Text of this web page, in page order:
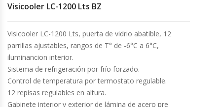
Encimeras Eléctricas
Congeladoras Tapa De Vidrio
Congeladoras Tapa Dura
Congeladores Verticales
Visicooler LC-1200 Lts BZ
Visicooler LC-1200 Lts, puerta de vidrio abatible, 12
parrillas ajustables, rangos de T° de -6°C a 6°C,
iluminancion interior.
Sistema de refrigeración por frío forzado.
Control de temperatura por termostato regulable.
12 repisas regulables en altura.
Gabinete interior y exterior de lámina de acero pre